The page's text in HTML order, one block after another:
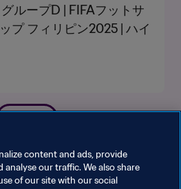
ループD | FIFAフットサ
プ フィリピン2025 | ハイ
content and ads, provide
analyse our traffic. We also share
of our site with our social